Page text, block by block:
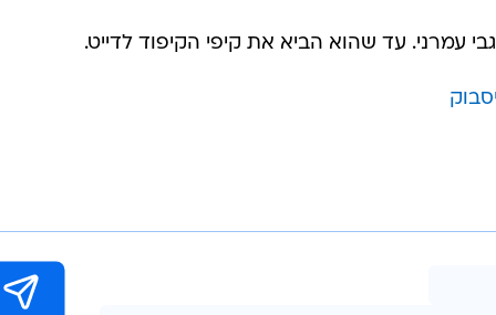
עמרני. עד שהוא הביא את קיפי הקיפוד לדייט.